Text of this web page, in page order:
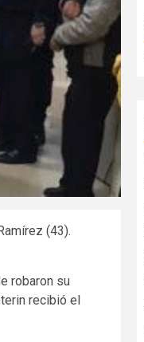
(43).
robaron su
recibió el